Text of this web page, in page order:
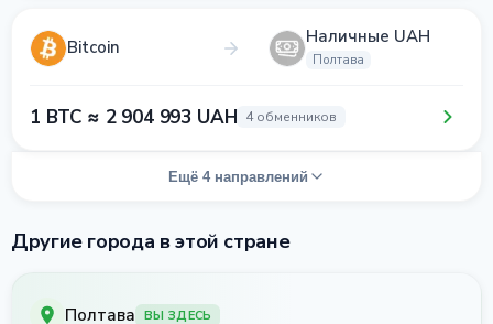
Bitcoin Наличные UAH
Полтава
1 BTC ≈ 2 904 993 UAH 4 обменников
Ещё 4 направлений
Другие города в этой стране
Полтава ВЫ ЗДЕСЬ